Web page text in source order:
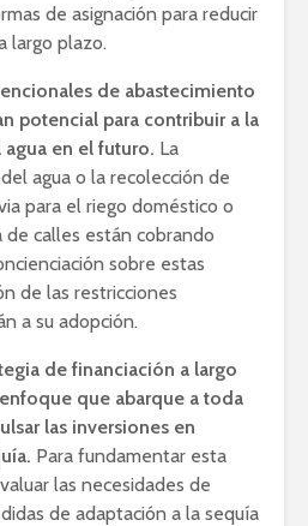
de asignación para reducir
largo plazo.
de abastecimiento
potencial para contribuir a la
en el futuro. La
agua o la recolección de
para el riego doméstico o
de calles están cobrando
sobre estas
de las restricciones
a su adopción.
de financiación a largo
que abarque a toda
las inversiones en
Para fundamentar esta
las necesidades de
de adaptación a la sequía